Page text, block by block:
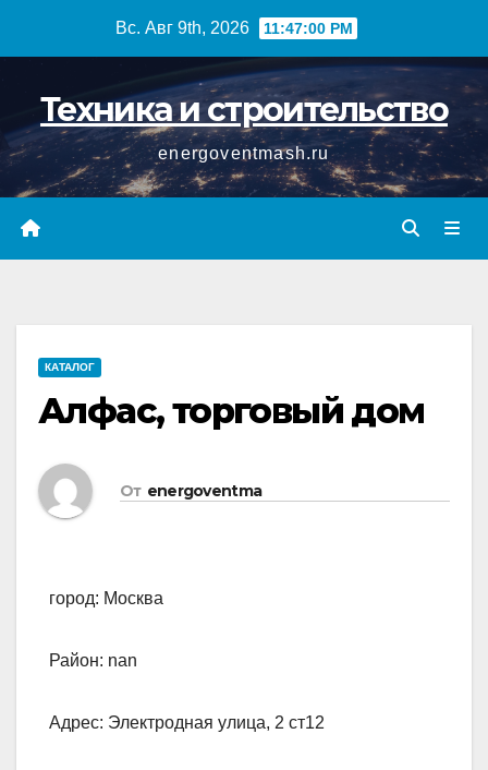
Вс. Авг 9th, 2026 11:47:01 PM
Техника и строительство
energoventmash.ru
КАТАЛОГ
Алфас, торговый дом
От energoventma
город: Москва
Район: nan
Адрес: Электродная улица, 2 ст12